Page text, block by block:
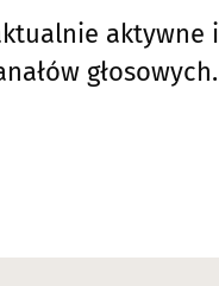
aktywne i
głosowych.